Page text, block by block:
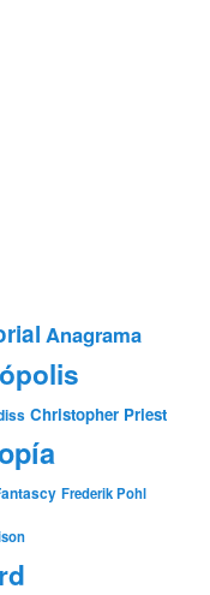
Anagrama
Christopher Priest
Frederik Pohl